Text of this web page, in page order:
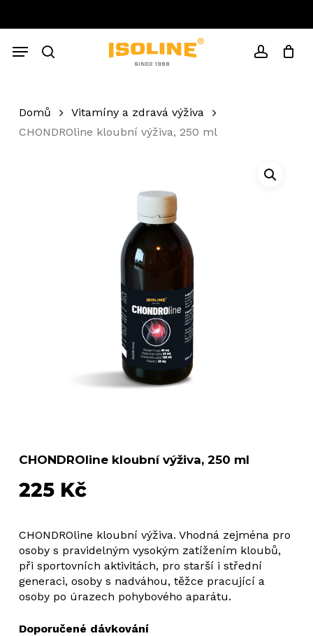
content
search account
Menu
Cart Close
Domů
Vitamíny a zdravá výživa
CHONDROline kloubní výživa, 250 ml
CHONDROline kloubní výživa, 250 ml
225 Kč
CHONDROline kloubní výživa. Vhodná zejména pro
osoby s pravidelným vysokým zatížením kloubů,
při sportovních aktivitách, pro starší i střední
generaci, osoby s nadváhou, těžce pracující a
osoby po úrazech pohybového aparátu.
Doporučené dávkování